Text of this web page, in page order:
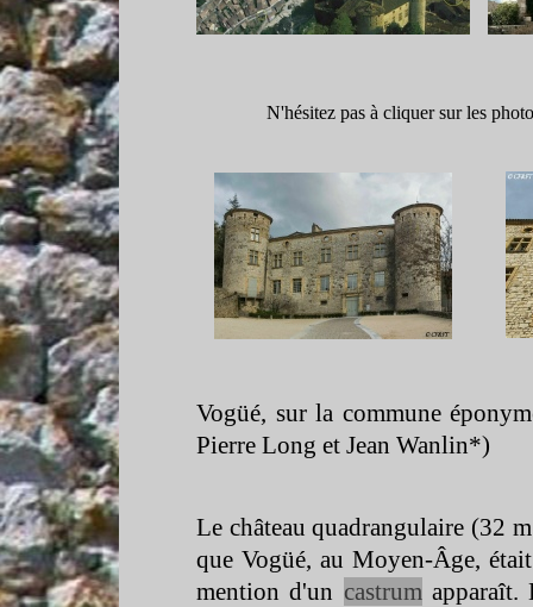
N'hésitez pas à cliquer sur les
Vogüé, sur la commune
Pierre Long et Jean Wanlin*)
Le château quadrangulaire (32
que Vogüé, au Moyen-Âge,
mention d'un castrumapparaît.